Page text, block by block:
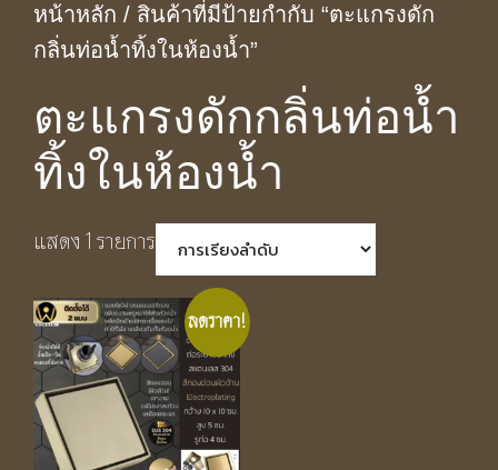
หน้าหลัก / สินค้าที่มีป้ายกำกับ “ตะแกรงดัก
กลิ่นท่อน้ำทิ้งในห้องน้ำ”
ตะแกรงดักกลิ่นท่อน้ำ
ทิ้งในห้องน้ำ
แสดง 1 รายการ
ลดราคา!